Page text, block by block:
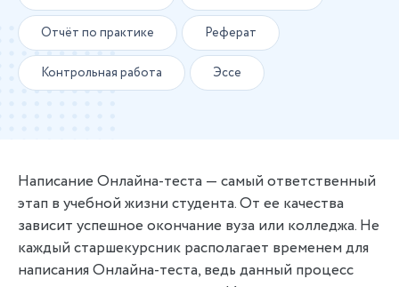
Отчёт по практике Реферат
Контрольная работа Эссе
Написание Онлайна-теста — самый ответственный
этап в учебной жизни студента. От ее качества
зависит успешное окончание вуза или колледжа. Не
каждый старшекурсник располагает временем для
написания Онлайна-теста, ведь данный процесс